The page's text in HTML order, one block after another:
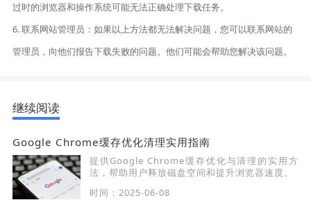
过时的浏览器和操作系统可能无法正确处理下载任务。
6. 联系网站管理员：如果以上方法都无法解决问题，您可以联系网站的
管理员，向他们报告下载失败的问题。他们可能会帮助您解决该问题。
继续阅读
Google Chrome缓存优化清理实用指南
提供Google Chrome缓存优化与清理的实用方
法，帮助用户释放磁盘空间和提升浏览器速度。
时间：2025-06-08